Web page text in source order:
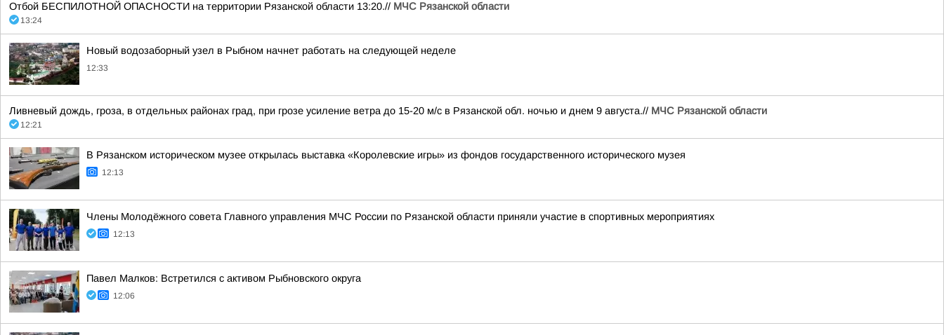
Отбой БЕСПИЛОТНОЙ ОПАСНОСТИ на территории Рязанской области 13:20.// МЧС Рязанской области
13:24
Новый водозаборный узел в Рыбном начнет работать на следующей неделе
12:33
Ливневый дождь, гроза, в отдельных районах град, при грозе усиление ветра до 15-20 м/с в Рязанской обл. ночью и днем 9 августа.// МЧС Рязанской области
12:21
В Рязанском историческом музее открылась выставка «Королевские игры» из фондов государственного исторического музея
12:13
Члены Молодёжного совета Главного управления МЧС России по Рязанской области приняли участие в спортивных мероприятиях
12:13
Павел Малков: Встретился с активом Рыбновского округа
12:06